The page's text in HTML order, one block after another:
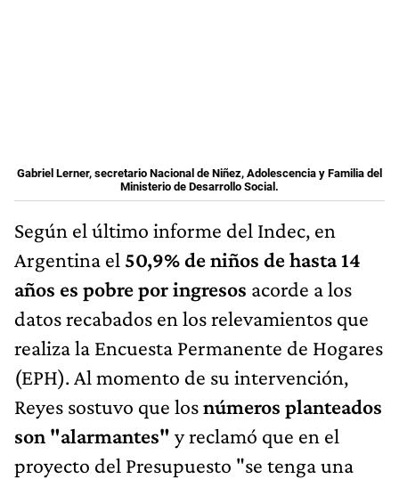
Gabriel Lerner, secretario Nacional de Niñez, Adolescencia y Familia del
Ministerio de Desarrollo Social.
Según el último informe del Indec, en
Argentina el 50,9% de niños de hasta 14
años es pobre por ingresos acorde a los
datos recabados en los relevamientos que
realiza la Encuesta Permanente de Hogares
(EPH). Al momento de su intervención,
Reyes sostuvo que losnúmeros planteados
son "alarmantes" y reclamó que en el
proyecto del Presupuesto "se tenga una